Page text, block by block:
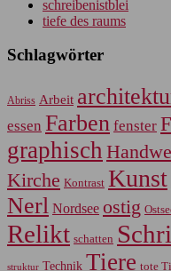
schreibenistblei
tiefe des raums
Schlagwörter
Abriss Arbeit
essen Farben fenster
graphisch
Kirche Kontrast Kunst
Nerl Nordsee ostig
Relikt schatten
struktur Technik Tiere tote